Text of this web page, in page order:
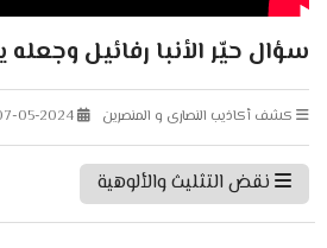
سؤال حيّر الأنبا رفائيل
كشف أكاذيب النصارى و المنصرين 05-2024
نقض التثليث والألوهية